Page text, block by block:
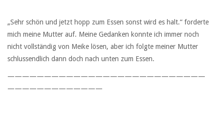
„Sehr schön und jetzt hopp zum Essen sonst wird es halt.“ forderte
mich meine Mutter auf. Meine Gedanken konnte ich immer noch
nicht vollständig von Meike lösen, aber ich folgte meiner Mutter
schlussendlich dann doch nach unten zum Essen.
———————————————————————————
—————————————